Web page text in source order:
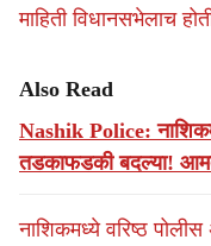
माहिती विधानसभेलाच
Also Read
Nashik Police:
तडकाफडकी बदल्या!
नाशिकमध्ये वरिष्ठ